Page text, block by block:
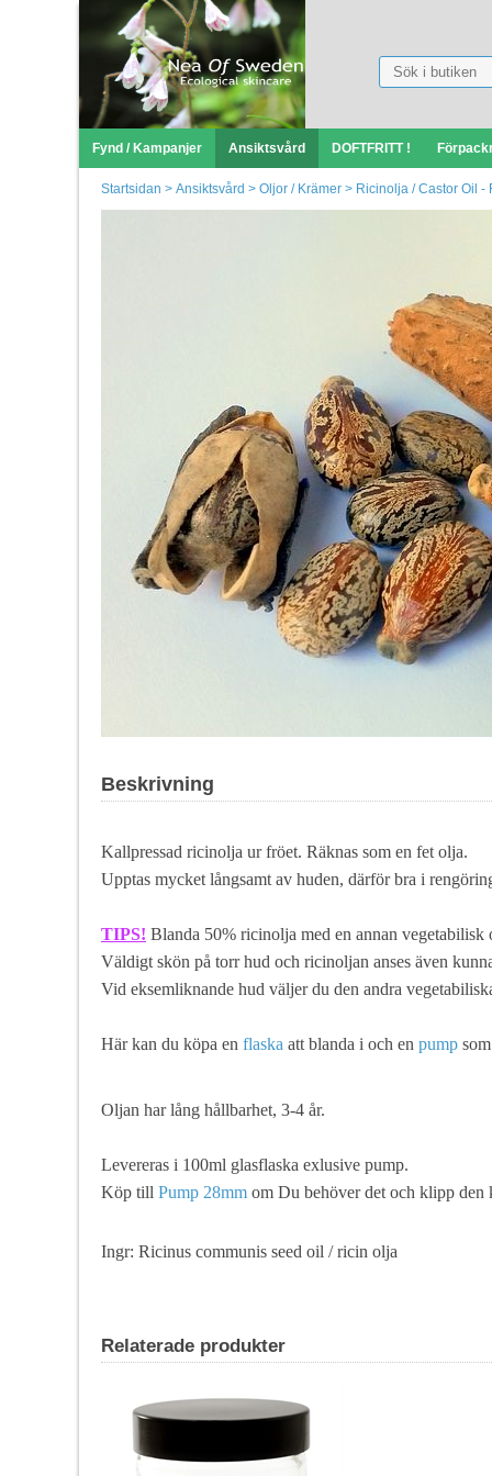
Fynd / Kampanjer Ansiktsvård DOFTFRITT !
Startsidan > Ansiktsvård > Oljor / Krämer > Ricinolja / Castor Oil -
Beskrivning
Kallpressad ricinolja ur fröet. Räknas som en fet olja.
Upptas mycket långsamt av huden, därför bra i
TIPS! Blanda 50% ricinolja med en annan
Väldigt skön på torr hud och ricinoljan anses även
Vid eksemliknande hud väljer du den andra
Här kan du köpa en flaska att blanda i och en pump
Oljan har lång hållbarhet, 3-4 år.
Levereras i 100ml glasflaska exlusive pump.
Köp till Pump 28mm om Du behöver det och klipp
Ingr: Ricinus communis seed oil / ricin olja
Relaterade produkter